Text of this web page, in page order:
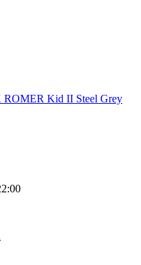
ROMER Kid II Steel Grey